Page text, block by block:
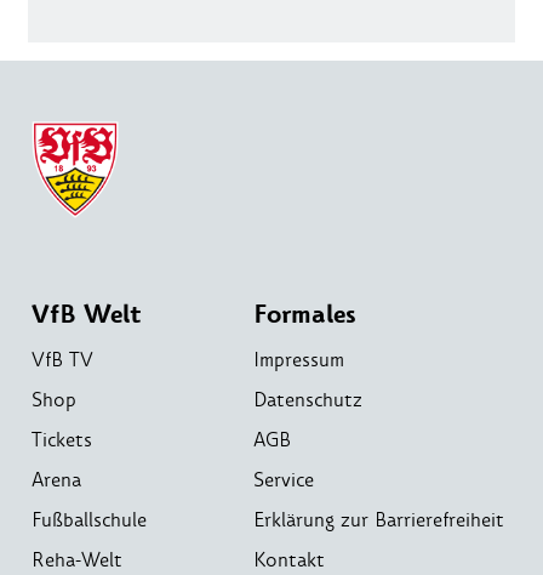
VfB Welt
VfB TV
Shop
Tickets
Arena
Fußballschule
Reha-Welt
Formales
Impressum
Datenschutz
AGB
Service
Erklärung zur Barrierefreiheit
Kontakt